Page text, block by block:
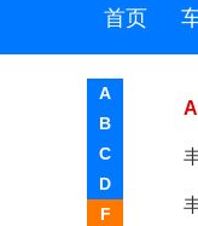
首页
A
B
C
D
F